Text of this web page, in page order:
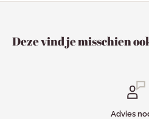
Deze vind je misschien
Advies nodig?